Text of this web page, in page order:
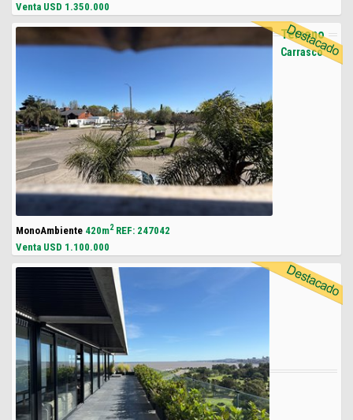
Venta USD 1.350.000
Terreno
Carrasco
MonoAmbiente 420m2REF: 247042
Venta USD 1.100.000